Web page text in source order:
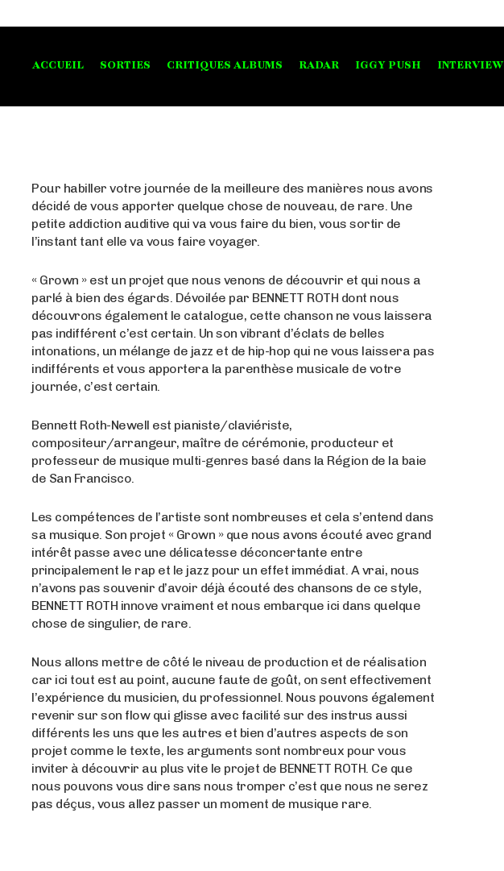
ACCUEIL SORTIES CRITIQUES ALBUMS RADAR IGGY PUSH INTERVIEW
Pour habiller votre journée de la meilleure des manières nous avons
décidé de vous apporter quelque chose de nouveau, de rare. Une
petite addiction auditive qui va vous faire du bien, vous sortir de
l’instant tant elle va vous faire voyager.
« Grown » est un projet que nous venons de découvrir et qui nous a
parlé à bien des égards. Dévoilée par BENNETT ROTH dont nous
découvrons également le catalogue, cette chanson ne vous laissera
pas indifférent c’est certain. Un son vibrant d’éclats de belles
intonations, un mélange de jazz et de hip-hop qui ne vous laissera pas
indifférents et vous apportera la parenthèse musicale de votre
journée, c’est certain.
Bennett Roth-Newell est pianiste/claviériste,
compositeur/arrangeur, maître de cérémonie, producteur et
professeur de musique multi-genres basé dans la Région de la baie
de San Francisco.
Les compétences de l’artiste sont nombreuses et cela s’entend dans
sa musique. Son projet « Grown » que nous avons écouté avec grand
intérêt passe avec une délicatesse déconcertante entre
principalement le rap et le jazz pour un effet immédiat. A vrai, nous
n’avons pas souvenir d’avoir déjà écouté des chansons de ce style,
BENNETT ROTH innove vraiment et nous embarque ici dans quelque
chose de singulier, de rare.
Nous allons mettre de côté le niveau de production et de réalisation
car ici tout est au point, aucune faute de goût, on sent effectivement
l’expérience du musicien, du professionnel. Nous pouvons également
revenir sur son flow qui glisse avec facilité sur des instrus aussi
différents les uns que les autres et bien d’autres aspects de son
projet comme le texte, les arguments sont nombreux pour vous
inviter à découvrir au plus vite le projet de BENNETT ROTH. Ce que
nous pouvons vous dire sans nous tromper c’est que nous ne serez
pas déçus, vous allez passer un moment de musique rare.